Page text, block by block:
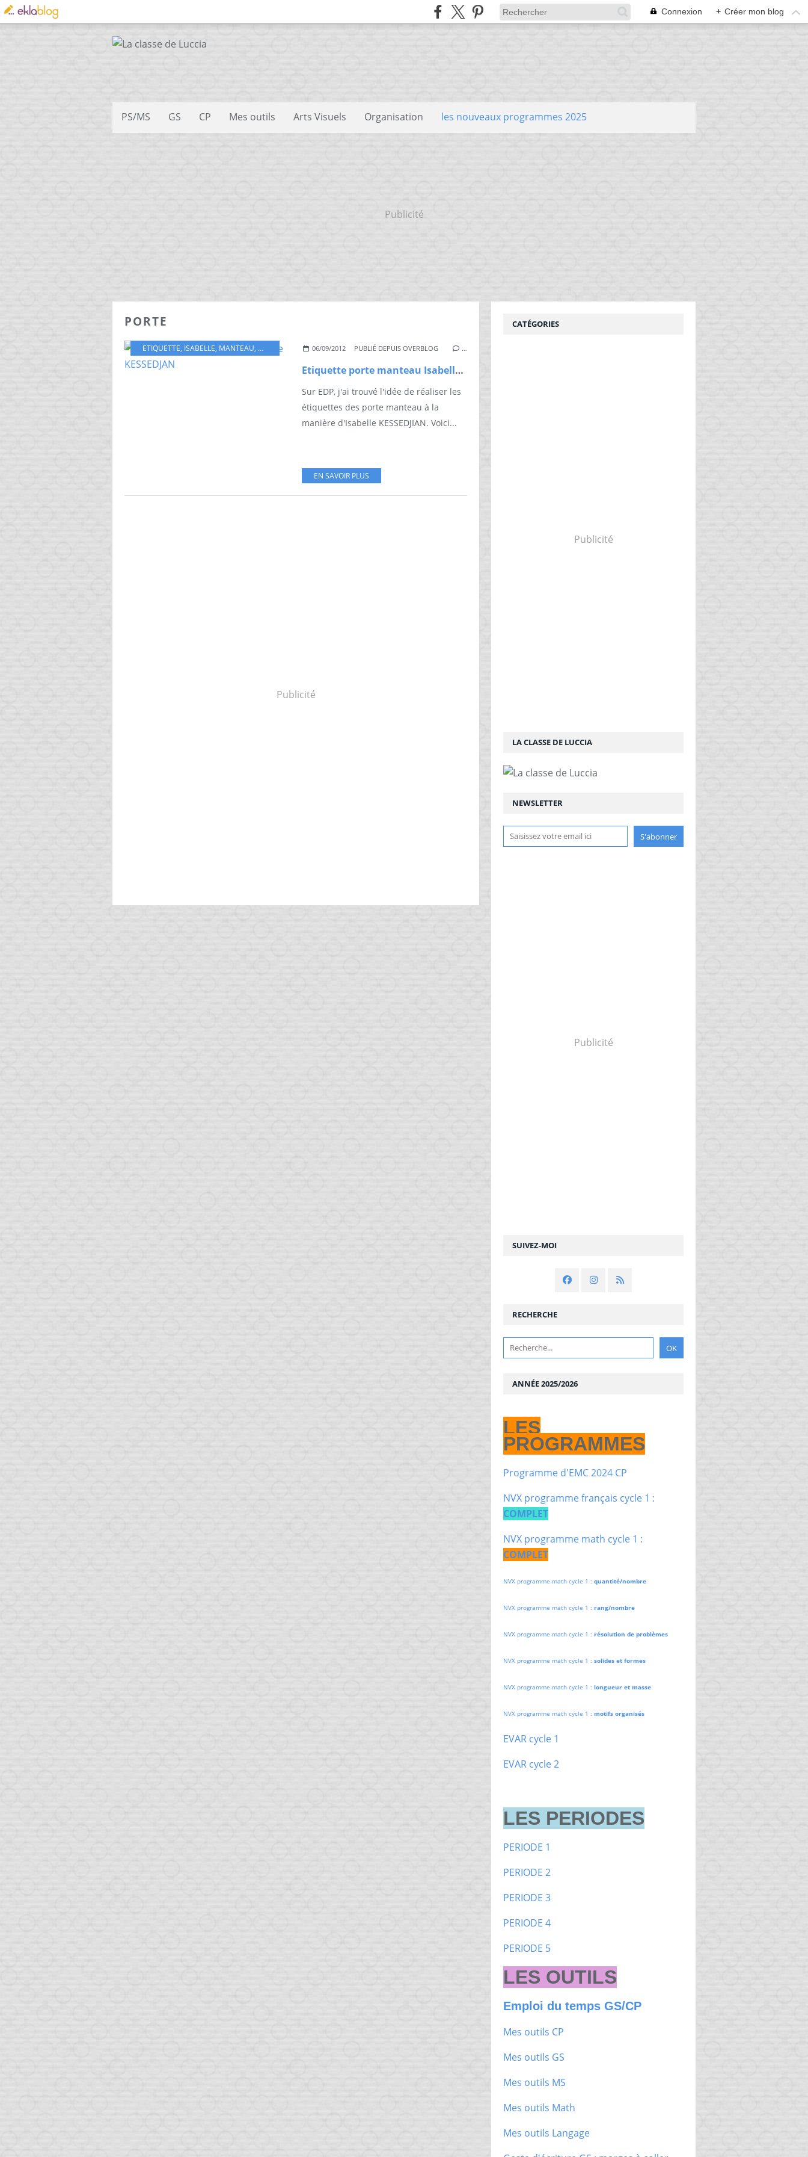
Connexion + Créer mon blog
PS/MS GS CP Mes outils Arts Visuels Organisation les nouveaux programmes 2025
Publicité
PORTE
ETIQUETTE, ISABELLE, MANTEAU, PORTE, TROUVE 06/09/2012 PUBLIÉ DEPUIS OVERBLOG …
Etiquette porte manteau Isabelle KESSEDJAN
Sur EDP, j'ai trouvé l'idée de réaliser les
étiquettes des porte manteau à la
manière d'Isabelle KESSEDJIAN. Voici...
EN SAVOIR PLUS
Publicité
Publicité
NEWSLETTER
SUIVEZ-MOI
RECHERCHE
LA CLASSE DE LUCCIA
Publicité
CATÉGORIES
ANNÉE 2025/2026
LES
PROGRAMMES
Programme d'EMC 2024 CP
NVX programme français cycle 1 :
COMPLET
NVX programme math cycle 1 :
COMPLET
NVX programme math cycle 1 : quantité/nombre
NVX programme math cycle 1 : rang/nombre
NVX programme math cycle 1 : résolution de problèmes
NVX programme math cycle 1 : solides et formes
NVX programme math cycle 1 : longueur et masse
NVX programme math cycle 1 : motifs organisés
EVAR cycle 1
EVAR cycle 2
LES PERIODES
PERIODE 1
PERIODE 2
PERIODE 3
PERIODE 4
PERIODE 5
LES OUTILS
Emploi du temps GS/CP
Mes outils CP
Mes outils GS
Mes outils MS
Mes outils Math
Mes outils Langage